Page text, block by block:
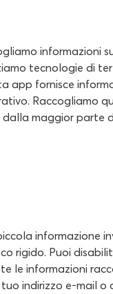
informazioni
tecnologie di
app fornisce
Raccogliamo
maggior parte
informazione
rigido. Puoi
le informazioni
indirizzo e-mail o